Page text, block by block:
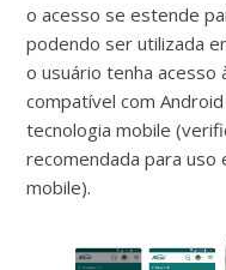
o acesso se estende
podendo ser utilizada
o usuário tenha acesso
compatível com
tecnologia mobile
recomendada para uso
mobile).